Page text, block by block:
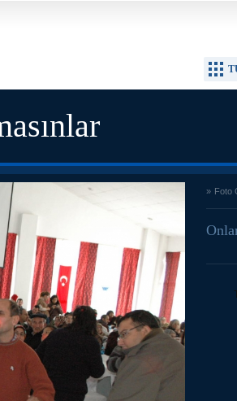
» Foto